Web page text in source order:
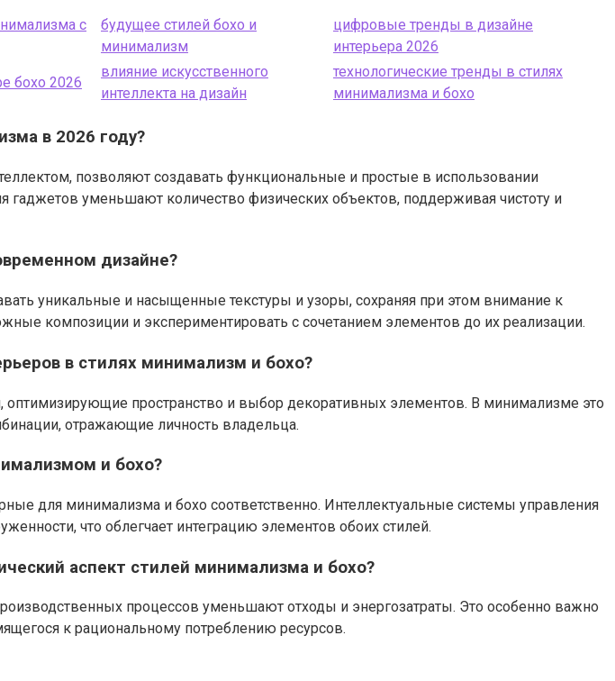
с
будущее стилей бохо и
минимализм
цифровые тренды в дизайне
интерьера 2026
бохо 2026
влияние искусственного
интеллекта на дизайн
технологические тренды в стилях
минимализма и бохо
в 2026 году?
позволяют создавать функциональные и простые в использовании
гаджетов уменьшают количество физических объектов, поддерживая чистоту и
дизайне?
уникальные и насыщенные текстуры и узоры, сохраняя при этом внимание к
композиции и экспериментировать с сочетанием элементов до их реализации.
в стилях минимализм и бохо?
пространство и выбор декоративных элементов. В минимализме это
отражающие личность владельца.
и бохо?
для минимализма и бохо соответственно. Интеллектуальные системы управления
что облегчает интеграцию элементов обоих стилей.
аспект стилей минимализма и бохо?
процессов уменьшают отходы и энергозатраты. Это особенно важно
к рациональному потреблению ресурсов.